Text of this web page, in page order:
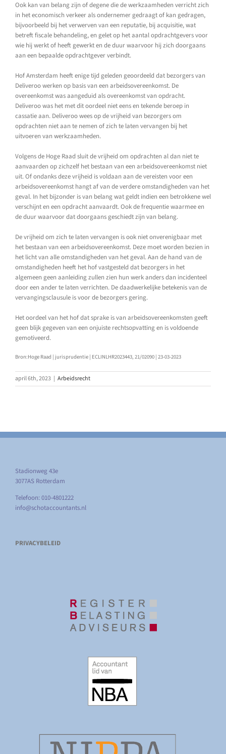
Ook kan van belang zijn of degene die de werkzaamheden verricht zich
in het economisch verkeer als ondernemer gedraagt of kan gedragen,
bijvoorbeeld bij het verwerven van een reputatie, bij acquisitie, wat
betreft fiscale behandeling, en gelet op het aantal opdrachtgevers voor
wie hij werkt of heeft gewerkt en de duur waarvoor hij zich doorgaans
aan een bepaalde opdrachtgever verbindt.
Hof Amsterdam heeft enige tijd geleden geoordeeld dat bezorgers van
Deliveroo werken op basis van een arbeidsovereenkomst. De
overeenkomst was aangeduid als overeenkomst van opdracht.
Deliveroo was het met dit oordeel niet eens en tekende beroep in
cassatie aan. Deliveroo wees op de vrijheid van bezorgers om
opdrachten niet aan te nemen of zich te laten vervangen bij het
uitvoeren van werkzaamheden.
Volgens de Hoge Raad sluit de vrijheid om opdrachten al dan niet te
aanvaarden op zichzelf het bestaan van een arbeidsovereenkomst niet
uit. Of ondanks deze vrijheid is voldaan aan de vereisten voor een
arbeidsovereenkomst hangt af van de verdere omstandigheden van het
geval. In het bijzonder is van belang wat geldt indien een betrokkene wel
verschijnt en een opdracht aanvaardt. Ook de frequentie waarmee en
de duur waarvoor dat doorgaans geschiedt zijn van belang.
De vrijheid om zich te laten vervangen is ook niet onverenigbaar met
het bestaan van een arbeidsovereenkomst. Deze moet worden bezien in
het licht van alle omstandigheden van het geval. Aan de hand van de
omstandigheden heeft het hof vastgesteld dat bezorgers in het
algemeen geen aanleiding zullen zien hun werk anders dan incidenteel
door een ander te laten verrichten. De daadwerkelijke betekenis van de
vervangingsclausule is voor de bezorgers gering.
Het oordeel van het hof dat sprake is van arbeidsovereenkomsten geeft
geen blijk gegeven van een onjuiste rechtsopvatting en is voldoende
gemotiveerd.
Bron:Hoge Raad | jurisprudentie | ECLINLHR2023443, 21/02090 | 23-03-2023
april 6th, 2023 | Arbeidsrecht
Stadionweg 43e
3077AS Rotterdam
Telefoon: 010-4801222
info@schotaccountants.nl
PRIVACYBELEID